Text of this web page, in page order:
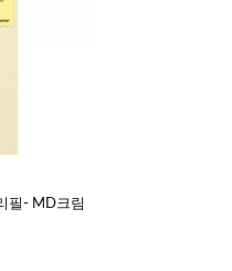
필- MD크림